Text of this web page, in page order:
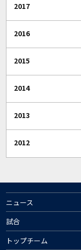
2017
2016
2015
2014
2013
2012
ニュース
試合
トップチーム